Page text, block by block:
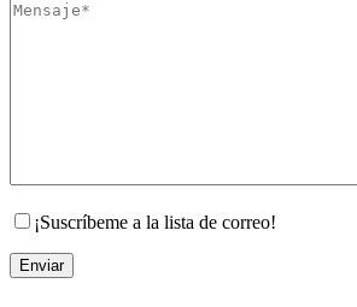
¡Suscríbeme a la lista de correo!